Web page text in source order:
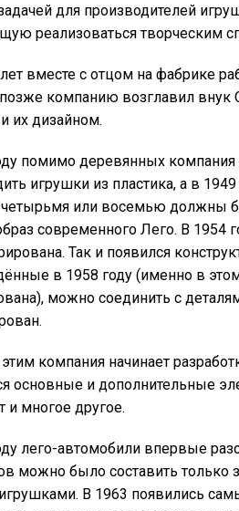
для производителей
реализоваться творческим
вместе с отцом на фабрике
компанию возглавил внук
их дизайном.
помимо деревянных компания
игрушки из пластика, а в
четырьмя или восемью должны
современного Лего. В 1954
Так и появился
в 1958 году (именно в
можно соединить с
компания начинает
основные и дополнительные
и многое другое.
лего-автомобили впервые
можно было составить
В 1963 появились